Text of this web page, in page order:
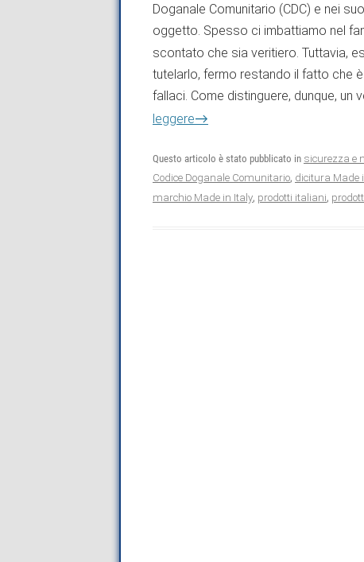
Doganale Comunitario (CDC) e nei
oggetto. Spesso ci imbattiamo nel
scontato che sia veritiero. Tuttavia,
tutelarlo, fermo restando il fatto che
fallaci. Come distinguere, dunque, un
leggere→
Questo articolo è stato pubblicato in sicurezza e
Codice Doganale Comunitario, dicitura Made
marchio Made in Italy, prodotti italiani,